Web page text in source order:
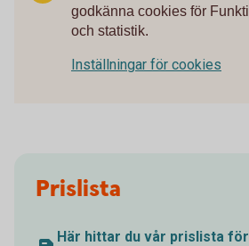
godkänna cookies för
och statistik.
Inställningar för cookies
Prislista
Här hittar du vår prislista